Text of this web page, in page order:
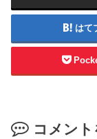
はて
コメン